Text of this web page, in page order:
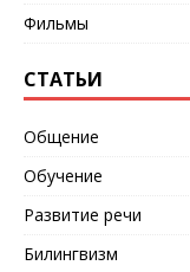
Фильмы
СТАТЬИ
Общение
Обучение
Развитие речи
Билингвизм